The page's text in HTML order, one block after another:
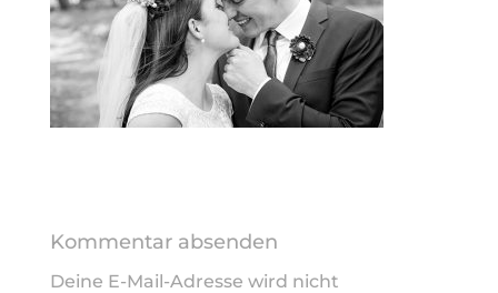
Kommentar absenden
Deine E-Mail-Adresse wird nicht